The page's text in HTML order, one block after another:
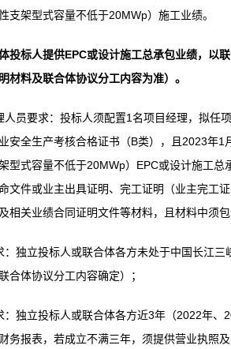
支架型式容量不低于20MWp）施工业绩。
投标人提供EPC或设计施工总承包业绩，以
材料及联合体协议分工内容为准）。
人员要求：投标人须配置1名项目经理，拟
安全生产考核合格证书（B类），且2023年
型式容量不低于20MWp）EPC或设计施工
文件或业主出具证明、完工证明（业主完工
相关业绩合同证明文件等材料，且材料中须
：独立投标人或联合体各方未处于中国长江
合体协议分工内容确定）；
：独立投标人或联合体各方近3年（2022年
务报表，若成立不满三年，须提供营业执照